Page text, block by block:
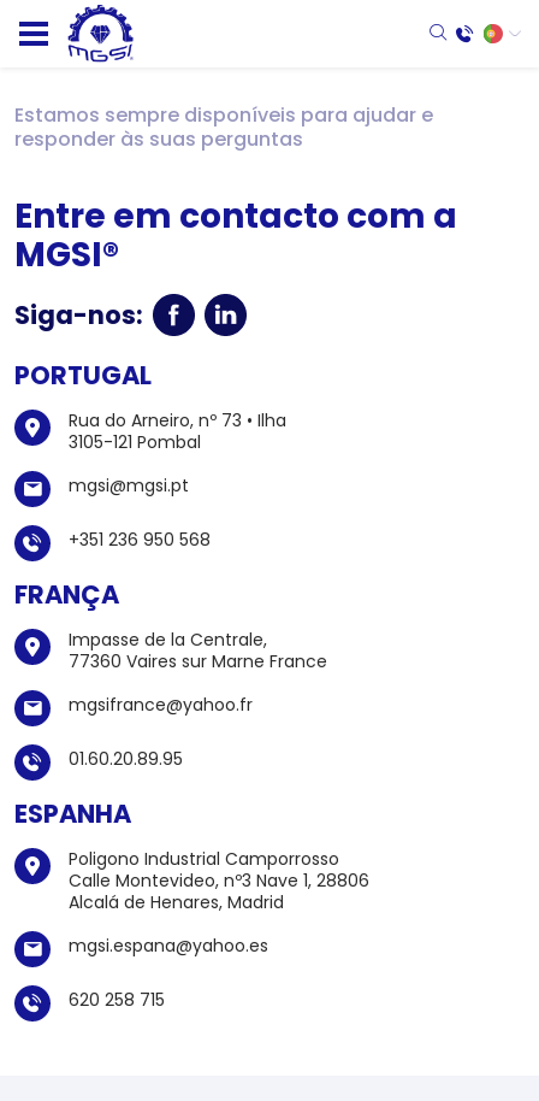
Estamos sempre disponíveis para ajudar e
responder às suas perguntas
Entre em contacto com a
MGSI®
Siga-nos:
PORTUGAL
Rua do Arneiro, nº 73 • Ilha
3105-121 Pombal
mgsi@mgsi.pt
+351 236 950 568
FRANÇA
Impasse de la Centrale,
77360 Vaires sur Marne France
mgsifrance@yahoo.fr
01.60.20.89.95
ESPANHA
Poligono Industrial Camporrosso
Calle Montevideo, nº3 Nave 1, 28806
Alcalá de Henares, Madrid
mgsi.espana@yahoo.es
620 258 715